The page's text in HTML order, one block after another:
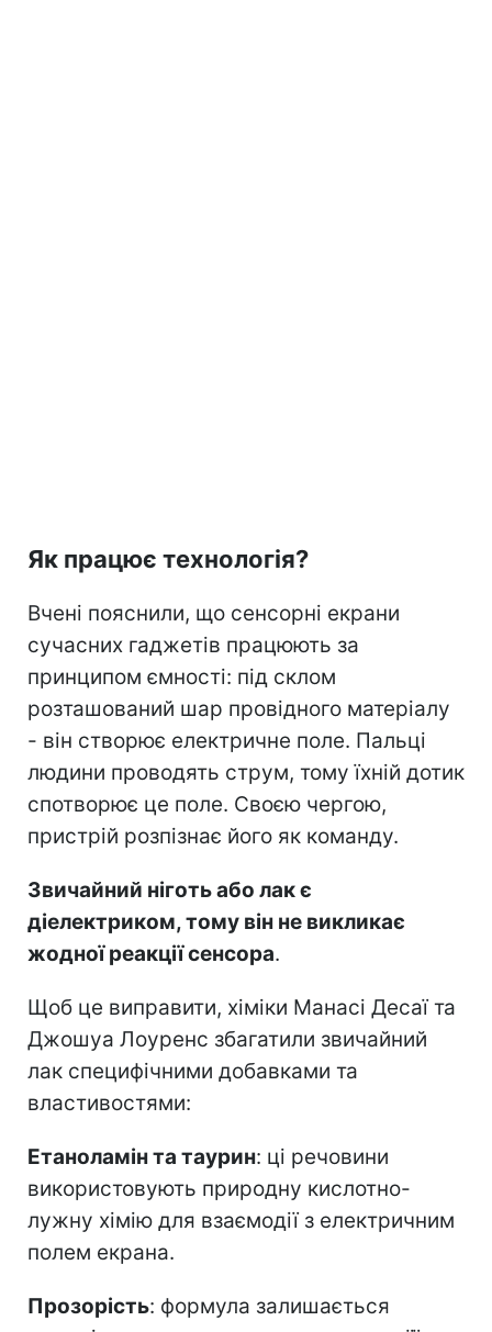
Як працює технологія?
Вчені пояснили, що сенсорні екрани
сучасних гаджетів працюють за
принципом ємності: під склом
розташований шар провідного матеріалу
- він створює електричне поле. Пальці
людини проводять струм, тому їхній дотик
спотворює це поле. Своєю чергою,
пристрій розпізнає його як команду.
Звичайний ніготь або лак є
діелектриком, тому він не викликає
жодної реакції сенсора.
Щоб це виправити, хіміки Манасі Десаї та
Джошуа Лоуренс збагатили звичайний
лак специфічними добавками та
властивостями:
Етаноламін та таурин: ці речовини
використовують природну кислотно-
лужну хімію для взаємодії з електричним
полем екрана.
Прозорість: формула залишається